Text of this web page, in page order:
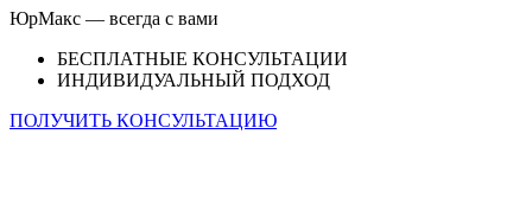
ЮрМакс — всегда с вами
БЕСПЛАТНЫЕ КОНСУЛЬТАЦИИ
ИНДИВИДУАЛЬНЫЙ ПОДХОД
ПОЛУЧИТЬ КОНСУЛЬТАЦИЮ